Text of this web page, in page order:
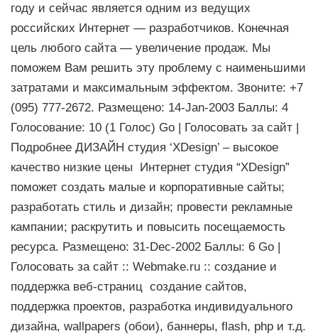
году и сейчас является одним из ведущих
российских Интернет — разработчиков. Конечная
цель любого сайта — увеличение продаж. Мы
поможем Вам решить эту проблему с наименьшими
затратами и максимальным эффектом. Звоните: +7
(095) 777-2672. Размещено: 14-Jan-2003 Баллы: 4
Голосование: 10 (1 Голос) Go | Голосовать за сайт |
Подробнее ДИЗАЙН студия ‘XDesign’ – высокое
качество низкие цены Интернет студия “XDesign”
поможет создать малые и корпоративные сайты;
разработать стиль и дизайн; провести рекламные
кампании; раскрутить и повысить посещаемость
ресурса. Размещено: 31-Dec-2002 Баллы: 6 Go |
Голосовать за сайт :: Webmake.ru :: создание и
поддержка веб-страниц создание сайтов,
поддержка проектов, разработка индивидуального
дизайна, wallpapers (обои), баннеры, flash, php и т.д.